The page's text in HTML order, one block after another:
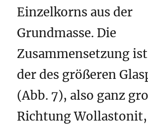
Einzelkorns aus der
Grundmasse. Die
Zusammensetzung
der des größeren
(Abb. 7), also ganz
Richtung